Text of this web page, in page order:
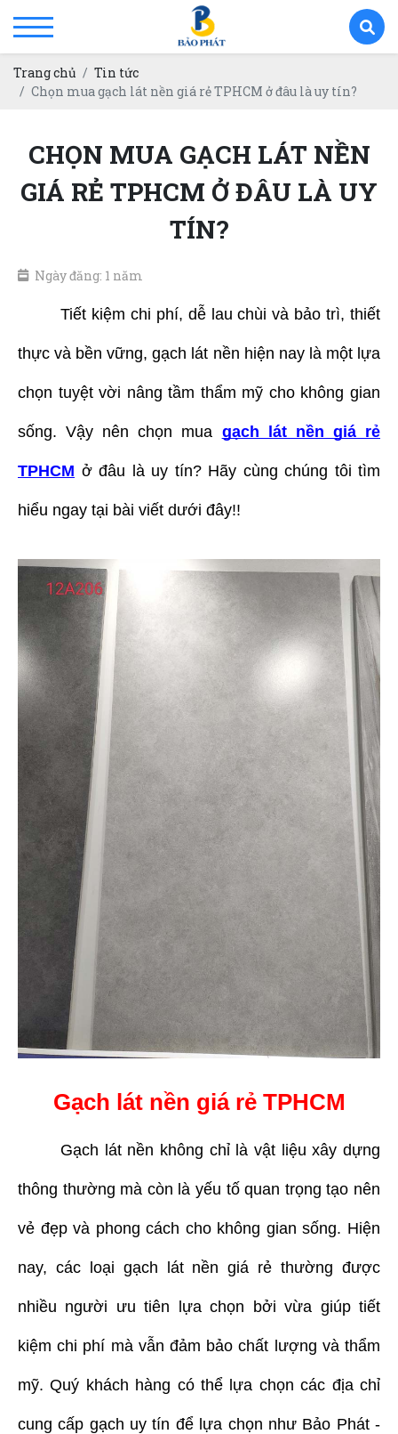
Trang chủ
Tin tức
Chọn mua gạch lát nền giá rẻ TPHCM ở đâu là uy tín?
CHỌN MUA GẠCH LÁT NỀN
GIÁ RẺ TPHCM Ở ĐÂU LÀ UY
TÍN?
Ngày đăng: 1 năm
Tiết kiệm chi phí, dễ lau chùi và bảo trì, thiết
thực và bền vững, gạch lát nền hiện nay là một lựa
chọn tuyệt vời nâng tầm thẩm mỹ cho không gian
sống. Vậy nên chọn mua gạch lát nền giá rẻ
TPHCM ở đâu là uy tín? Hãy cùng chúng tôi tìm
hiểu ngay tại bài viết dưới đây!!
Gạch lát nền giá rẻ TPHCM
Gạch lát nền không chỉ là vật liệu xây dựng
thông thường mà còn là yếu tố quan trọng tạo nên
vẻ đẹp và phong cách cho không gian sống. Hiện
nay, các loại gạch lát nền giá rẻ thường được
nhiều người ưu tiên lựa chọn bởi vừa giúp tiết
kiệm chi phí mà vẫn đảm bảo chất lượng và thẩm
mỹ. Quý khách hàng có thể lựa chọn các địa chỉ
cung cấp gạch uy tín để lựa chọn như Bảo Phát -